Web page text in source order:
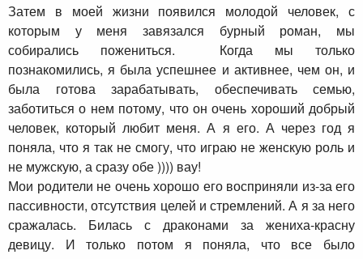
Затем в моей жизни появился молодой человек, с
которым у меня завязался бурный роман, мы
собирались пожениться. Когда мы только
познакомились, я была успешнее и активнее, чем он, и
была готова зарабатывать, обеспечивать семью,
заботиться о нем потому, что он очень хороший добрый
человек, который любит меня. А я его. А через год я
поняла, что я так не смогу, что играю не женскую роль и
не мужскую, а сразу обе )))) вау!
Мои родители не очень хорошо его восприняли из-за его
пассивности, отсутствия целей и стремлений. А я за него
сражалась. Билась с драконами за жениха-красну
девицу. И только потом я поняла, что все было